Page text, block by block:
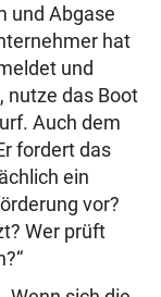
und Abgase
hat
und
nutze das Boot
Auch dem
fordert das
ein
vor?
Wer prüft